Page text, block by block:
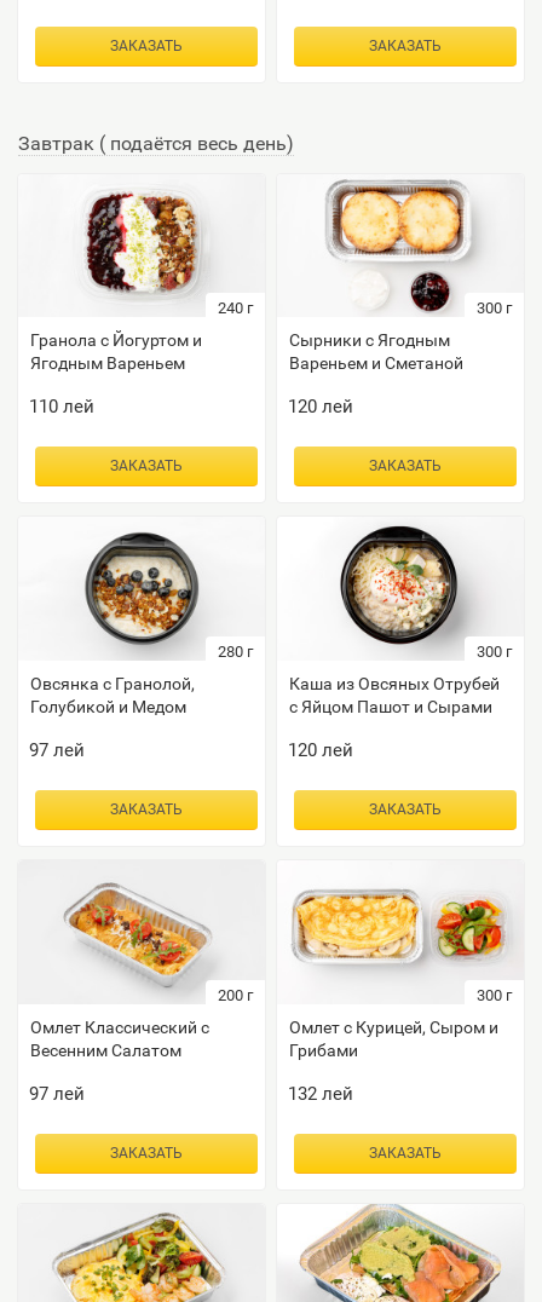
ЗАКАЗАТЬ ЗАКАЗАТЬ
Завтрак ( подаётся весь день)
240 г
Гранола с Йогуртом и
Ягодным Вареньем
110лей
ЗАКАЗАТЬ
300 г
Сырники с Ягодным
Вареньем и Сметаной
120лей
ЗАКАЗАТЬ
280 г
Овсянка с Гранолой,
Голубикой и Медом
97лей
ЗАКАЗАТЬ
300 г
Каша из Овсяных Отрубей
с Яйцом Пашот и Сырами
120лей
ЗАКАЗАТЬ
200 г
Омлет Классический с
Весенним Салатом
97лей
ЗАКАЗАТЬ
300 г
Омлет с Курицей, Сыром и
Грибами
132лей
ЗАКАЗАТЬ